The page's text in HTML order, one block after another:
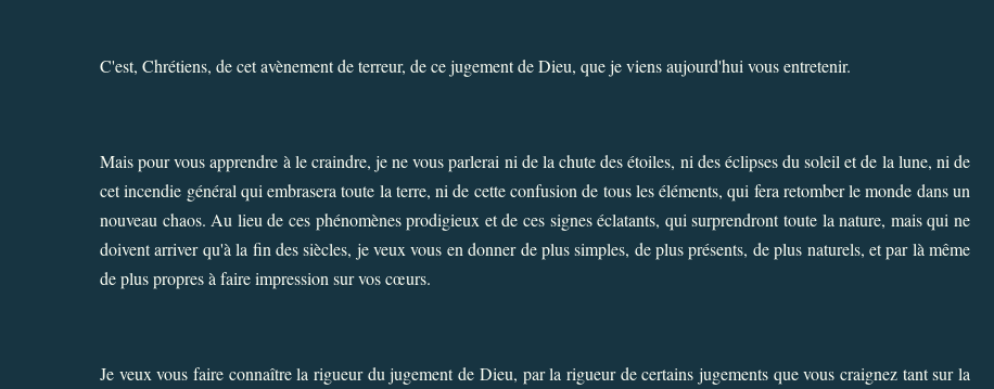
C'est, Chrétiens, de cet avènement de terreur, de ce jugement de Dieu, que je viens aujourd'hui vous entretenir.
Mais pour vous apprendre à le craindre, je ne vous parlerai ni de la chute des étoiles, ni des éclipses du soleil et de la lune, ni de
cet incendie général qui embrasera toute la terre, ni de cette confusion de tous les éléments, qui fera retomber le monde dans un
nouveau chaos. Au lieu de ces phénomènes prodigieux et de ces signes éclatants, qui surprendront toute la nature, mais qui ne
doivent arriver qu'à la fin des siècles, je veux vous en donner de plus simples, de plus présents, de plus naturels, et par là même
de plus propres à faire impression sur vos cœurs.
Je veux vous faire connaître la rigueur du jugement de Dieu, par la rigueur de certains jugements que vous craignez tant sur la